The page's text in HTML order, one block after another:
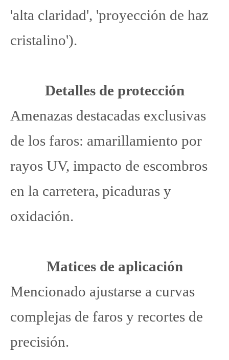
'alta claridad', 'proyección de haz
cristalino').
Detalles de protección
Amenazas destacadas exclusivas
de los faros: amarillamiento por
rayos UV, impacto de escombros
en la carretera, picaduras y
oxidación.
Matices de aplicación
Mencionado ajustarse a curvas
complejas de faros y recortes de
precisión.